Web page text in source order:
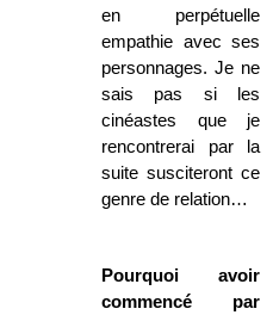
en perpétuelle
empathie avec ses
personnages. Je ne
sais pas si les
cinéastes que je
rencontrerai par la
suite susciteront ce
genre de relation…
Pourquoi avoir
commencé par